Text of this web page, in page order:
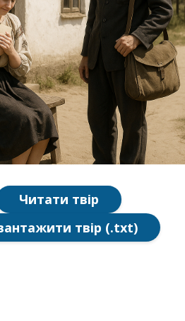
Читати твір
твір (.txt)